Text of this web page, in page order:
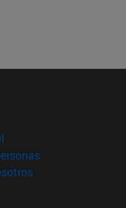
nueva ventana)
(abre en nueva
(abre en nueva